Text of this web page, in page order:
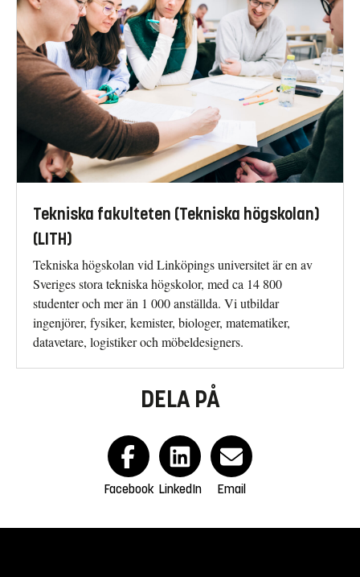
Tekniska fakulteten (Tekniska högskolan)
(LITH)
Tekniska högskolan vid Linköpings universitet är en av
Sveriges stora tekniska högskolor, med ca 14 800
studenter och mer än 1 000 anställda. Vi utbildar
ingenjörer, fysiker, kemister, biologer, matematiker,
datavetare, logistiker och möbeldesigners.
DELA PÅ
Facebook LinkedIn Email